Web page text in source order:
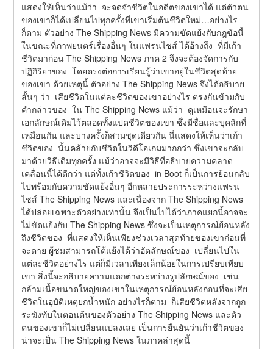
แสดงให้เห็นว่าแม้ว่า  จะจดจำชีวิตในอดีตของเขาได้ แต่ตัวตน
ของเขาก็ได้เปลี่ยนไปทุกครั้งที่เขาเริ่มต้นชีวิตใหม่…อย่างไร
ก็ตาม ตัวอย่าง The Shipping News มีความขัดแย้งกับกฎข้อนี้
ในขณะที่ภาพยนตร์เรื่องอื่นๆ ในแฟรนไชส์ ได้อ้างถึง  ที่มีเก้า
ชีวิตมาก่อน The Shipping News ภาค 2 จึงจะต้องจัดการกับ
ปฏิกิริยาของ  โดยตรงต่อการเรียนรู้ว่าเขาอยู่ในชีวิตสุดท้าย
ของเขา ด้วยเหตุนี้ ตัวอย่าง The Shipping News จึงได้อธิบาย
สั้นๆ ว่า  เสียชีวิตในแต่ละชีวิตของเขาอย่างไร ตรงกันข้ามกับ
คำกล่าวของ  ใน The Shipping News แม้ว่า  ดูเหมือนจะรักษา
เอกลักษณ์เดิมไว้ตลอดทั้งแปดชีวิตของเขา ซึ่งมีชื่อและบุคลิกที่
เหมือนกัน และบางครั้งก็สวมชุดเดียวกัน นี่แสดงให้เห็นว่าเก้า
ชีวิตของ  นั้นคล้ายกับชีวิตในวิดีโอเกมมากกว่า ซึ่งเขาจะกลับ
มาด้วยวิธีเดิมทุกครั้ง แม้ว่าอาจจะมีวิธีที่อธิบายความคลาด
เคลื่อนนี้ได้ดีกว่า แต่ทั้งเก้าชีวิตของ  in Boot ก็เป็นการย้อนกลับ
ไปพร้อมกับความขัดแย้งอื่นๆ อีกหลายประการระหว่างแฟรน
ไชส์ The Shipping News และเนื่องจาก The Shipping News
ได้ปล่อยเฉพาะตัวอย่างเท่านั้น จึงเป็นไปได้ว่าภาคแยกนี้อาจจะ
ไม่ขัดแย้งกับ The Shipping News ซึ่งจะเป็นเหตุการณ์ย้อนหลัง
ถึงชีวิตของ  ที่แสดงให้เห็นเพียงช่วงเวลาสุดท้ายของเขาก่อนที่
จะตาย ผู้ชมสามารถโต้แย้งได้ว่าอัตลักษณ์ของ  เปลี่ยนไปใน
แต่ละชีวิตอย่างไร แต่ก็มีเวลาเพียงเล็กน้อยในการเปรียบเทียบ
เขา สิ่งนี้จะอธิบายความแตกต่างระหว่างรูปลักษณ์ของ  เช่น
กล้ามเนื้อขนาดใหญ่ของเขาในเหตุการณ์ย้อนหลังก่อนที่จะเสีย
ชีวิตในอุบัติเหตุยกน้ำหนัก อย่างไรก็ตาม  ก็เสียชีวิตหลังจากถูก
ระฆังทับในตอนต้นของตัวอย่าง The Shipping News และตัว
ตนของเขาก็ไม่เปลี่ยนแปลงเลย เป็นการยืนยันว่าเก้าชีวิตของ
น่าจะเป็น The Shipping News ในภาคล่าสุดนี้